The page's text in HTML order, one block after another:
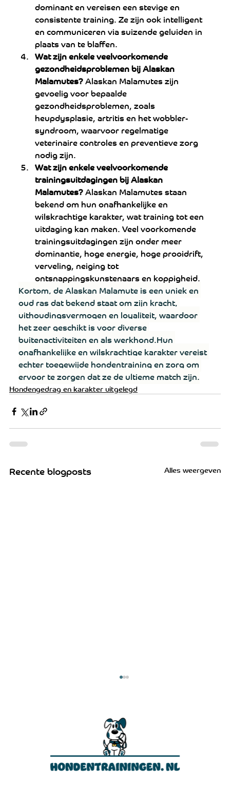
dominant en vereisen een stevige en
consistente training. Ze zijn ook intelligent
en communiceren via suizende geluiden in
plaats van te blaffen.
Wat zijn enkele veelvoorkomende
gezondheidsproblemen bij Alaskan
Malamutes? Alaskan Malamutes zijn
gevoelig voor bepaalde
gezondheidsproblemen, zoals
heupdysplasie, artritis en het wobbler-
syndroom, waarvoor regelmatige
veterinaire controles en preventieve zorg
nodig zijn.
Wat zijn enkele veelvoorkomende
trainingsuitdagingen bij Alaskan
Malamutes? Alaskan Malamutes staan ​​
bekend om hun onafhankelijke en
wilskrachtige karakter, wat training tot een
uitdaging kan maken. Veel voorkomende
trainingsuitdagingen zijn onder meer
dominantie, hoge energie, hoge prooidrift,
verveling, neiging tot
ontsnappingskunstenaars en koppigheid.
Kortom, de Alaskan Malamute is een uniek en
oud ras dat bekend staat om zijn kracht,
uithoudingsvermogen en loyaliteit, waardoor
het zeer geschikt is voor diverse
buitenactiviteiten en als werkhond.Hun
onafhankelijke en wilskrachtige karakter vereist
echter toegewijde hondentraining en zorg om
ervoor te zorgen dat ze de ultieme match zijn.
Hondengedrag en karakter uitgelegd
Recente blogposts Alles weergeven